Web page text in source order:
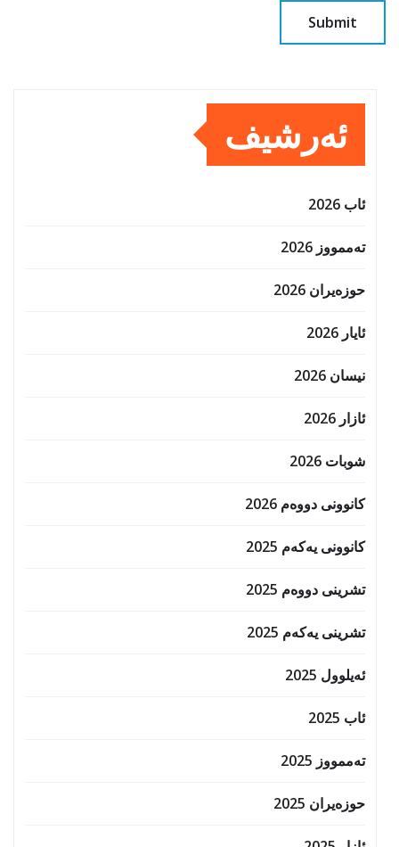
ئەرشیف
ئاب 2026
تەممووز 2026
حوزه‌یران 2026
ئایار 2026
نیسان 2026
ئازار 2026
شوبات 2026
کانوونی دووەم 2026
کانوونی یەکەم 2025
تشرینی دووەم 2025
تشرینی یەکەم 2025
ئەیلوول 2025
ئاب 2025
تەممووز 2025
حوزه‌یران 2025